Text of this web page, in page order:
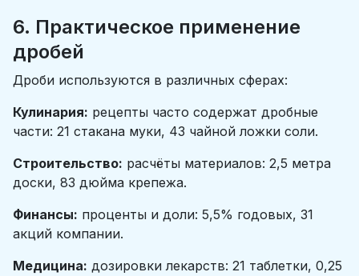
6. Практическое применение
дробей
Дроби используются в различных сферах:
Кулинария: рецепты часто содержат дробные
части: 21​ стакана муки, 43​ чайной ложки соли.
Строительство: расчёты материалов: 2,5 метра
доски, 83​ дюйма крепежа.
Финансы: проценты и доли: 5,5% годовых, 31​
акций компании.
Медицина: дозировки лекарств: 21​ таблетки, 0,25